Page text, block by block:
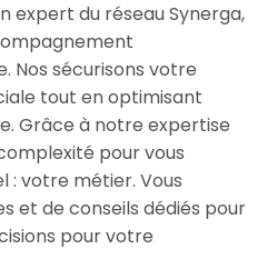
expert du réseau Synerga,
Nos sécurisons votre
tout en optimisant
Grâce à notre expertise
pour vous
: votre métier. Vous
et de conseils dédiés pour
pour votre